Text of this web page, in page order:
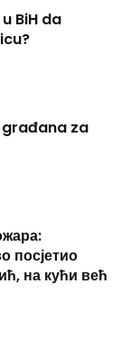
BiH da
građana za
посјетио
на кући већ